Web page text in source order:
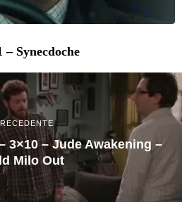
Synecdoche
3×10 – Jude Awakening –
Milo Out